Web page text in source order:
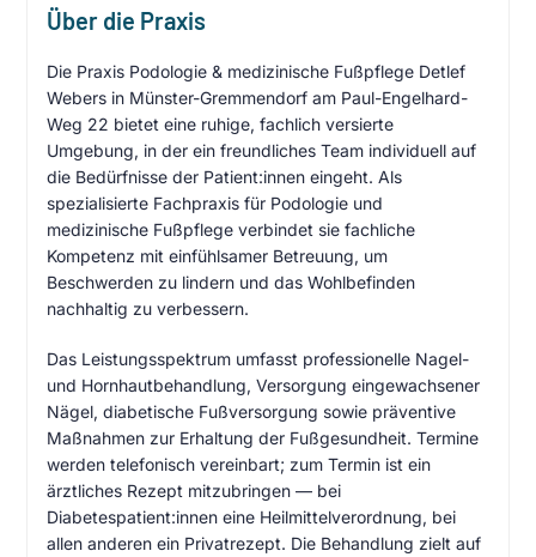
Über die Praxis
Die Praxis Podologie & medizinische Fußpflege Detlef
Webers in Münster-Gremmendorf am Paul-Engelhard-
Weg 22 bietet eine ruhige, fachlich versierte
Umgebung, in der ein freundliches Team individuell auf
die Bedürfnisse der Patient:innen eingeht. Als
spezialisierte Fachpraxis für Podologie und
medizinische Fußpflege verbindet sie fachliche
Kompetenz mit einfühlsamer Betreuung, um
Beschwerden zu lindern und das Wohlbefinden
nachhaltig zu verbessern.
Das Leistungsspektrum umfasst professionelle Nagel-
und Hornhautbehandlung, Versorgung eingewachsener
Nägel, diabetische Fußversorgung sowie präventive
Maßnahmen zur Erhaltung der Fußgesundheit. Termine
werden telefonisch vereinbart; zum Termin ist ein
ärztliches Rezept mitzubringen — bei
Diabetespatient:innen eine Heilmittelverordnung, bei
allen anderen ein Privatrezept. Die Behandlung zielt auf